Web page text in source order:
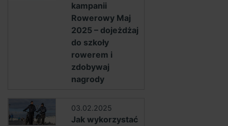
kampanii
Rowerowy Maj
2025 – dojeżdżaj
do szkoły
rowerem i
zdobywaj
nagrody
03.02.2025
Jak wykorzystać